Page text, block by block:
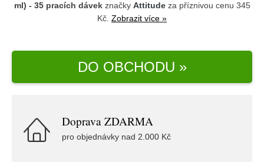
ml) - 35 pracích dávekznačky Attitudeza příznivou cenu 345
Kč. Zobrazit více »
DO OBCHODU »
Doprava ZDARMA
pro objednávky nad 2.000 Kč